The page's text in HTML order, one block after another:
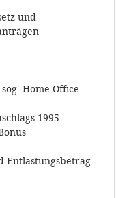
und
Home-Office
1995
Entlastungsbetrag